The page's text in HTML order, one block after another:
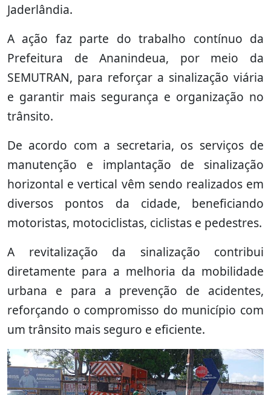
Jaderlândia.
A ação faz parte do trabalho contínuo da
Prefeitura de Ananindeua, por meio da
SEMUTRAN, para reforçar a sinalização viária
e garantir mais segurança e organização no
trânsito.
De acordo com a secretaria, os serviços de
manutenção e implantação de sinalização
horizontal e vertical vêm sendo realizados em
diversos pontos da cidade, beneficiando
motoristas, motociclistas, ciclistas e pedestres.
A revitalização da sinalização contribui
diretamente para a melhoria da mobilidade
urbana e para a prevenção de acidentes,
reforçando o compromisso do município com
um trânsito mais seguro e eficiente.